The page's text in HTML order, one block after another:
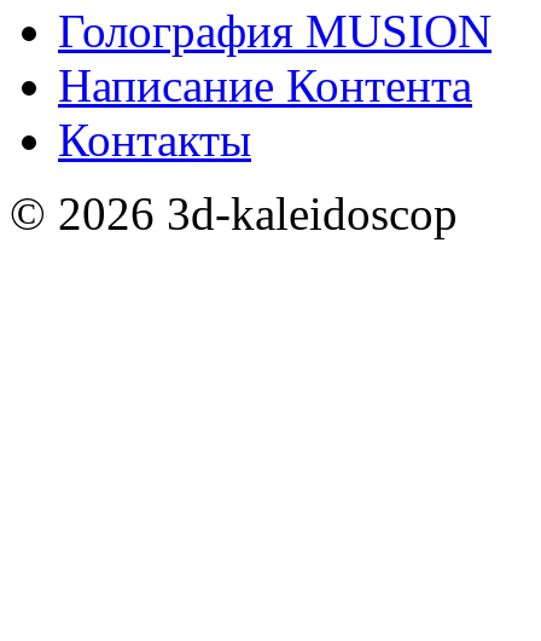
Голография MUSION
Написание Контента
Контакты
© 2026 3d-kaleidoscop